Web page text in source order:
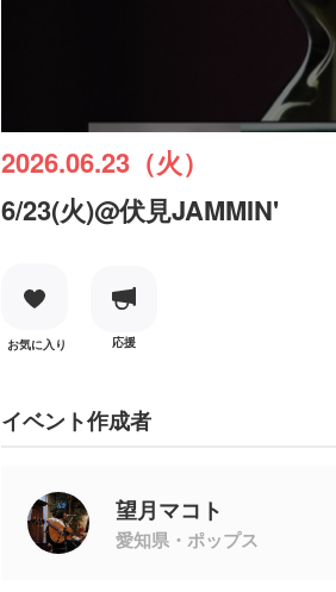
2026.06.23（火）
6/23(火)@伏見JAMMIN'
お気に入り 応援
イベント作成者
望月マコト
愛知県・ポップス